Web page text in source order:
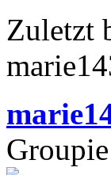
Zuletzt
Groupie